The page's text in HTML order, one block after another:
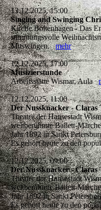
13.12.2025, 15:00
Singing and Swinging
Kirche Boltenhagen - Das
stimmungsvolle
Mitswingen.mehr
12.12.2025, 17:00
Musizierstunde
Arbeitsstätte Wismar, Aula
12.12.2025, 11:00
Der Nussknacker -
Theater der Hansestadt
weltberühmte Ballett-
Jahr 1892 in Sankt
Es gehört heute zu den
12.12.2025, 09:00
Der Nussknacker -
Theater der Hansestadt
weltberühmte Ballett-
Jahr 1892 in Sankt
Es gehört heute zu den